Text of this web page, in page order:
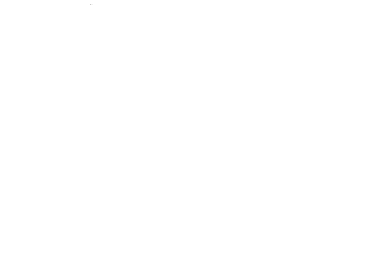
Larmor-Plage, France